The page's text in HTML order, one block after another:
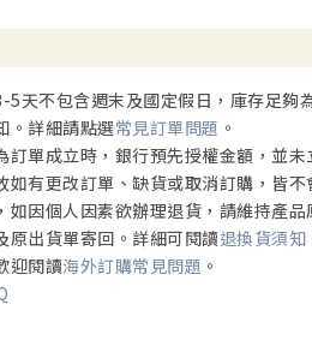
5天不包含週末及國定假日，庫存足
。詳細請點選常見訂單問題 。
訂單成立時，銀行預先授權金額，並
如有更改訂單、缺貨或取消訂購，皆不
如因個人因素欲辦理退貨，請維持產
原出貨單寄回。詳細可閱讀退換貨須知
迎閱讀海外訂購常見問題 。